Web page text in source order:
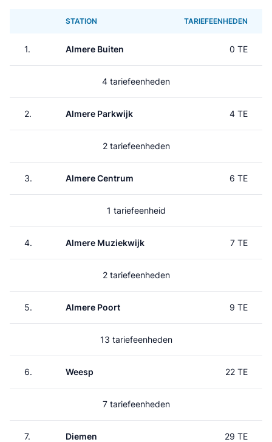
STATION TARIEFEENHEDEN
1. Almere Buiten 0 TE
4 tariefeenheden
2. Almere Parkwijk 4 TE
2 tariefeenheden
3. Almere Centrum 6 TE
1 tariefeenheid
4. Almere Muziekwijk 7 TE
2 tariefeenheden
5. Almere Poort 9 TE
13 tariefeenheden
6. Weesp 22 TE
7 tariefeenheden
7. Diemen 29 TE